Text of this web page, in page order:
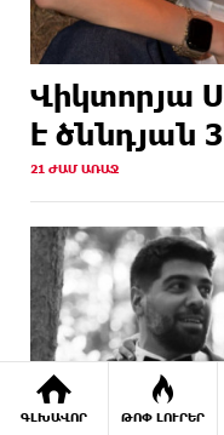
ԳԼԽԱՎՈՐ ԹՈՓ ԼՈՒՐԵՐ
Վիկտորյա
է ծննդյան
21 ԺԱՄ ԱՌԱՋ